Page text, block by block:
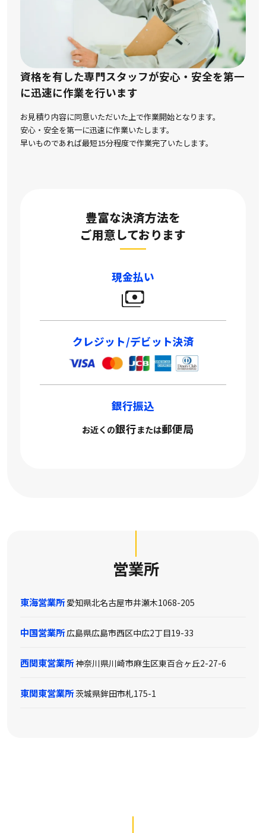
資格を有した専門スタッフが安心・安全を第一
に迅速に作業を行います
お見積り内容に同意いただいた上で作業開始となります。
安心・安全を第一に迅速に作業いたします。
早いものであれば最短15分程度で作業完了いたします。
豊富な決済方法を
ご用意しております
現金払い
クレジット/デビット決済
銀行振込
お近くの銀行または郵便局
営業所
東海営業所 愛知県北名古屋市井瀬木1068-205
中国営業所広島県広島市西区中広2丁目19-33
西関東営業所神奈川県川崎市麻生区東百合ヶ丘2-27-6
東関東営業所茨城県鉾田市札175-1